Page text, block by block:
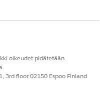
ONGELMASI?
oikeudet pidätetään.
3rd floor 02150 Espoo Finland